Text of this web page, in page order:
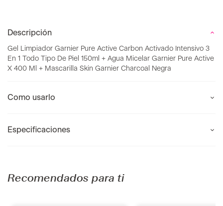
Descripción
Gel Limpiador Garnier Pure Active Carbon Activado Intensivo 3
En 1 Todo Tipo De Piel 150ml + Agua Micelar Garnier Pure Active
X 400 Ml + Mascarilla Skin Garnier Charcoal Negra
Como usarlo
Especificaciones
Recomendados para ti